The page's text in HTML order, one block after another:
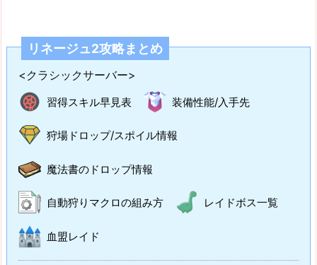
リネージュ2攻略まとめ
<クラシックサーバー>
習得スキル早見表 装備性能/入手先
狩場ドロップ/スポイル情報
魔法書のドロップ情報
自動狩りマクロの組み方 レイドボス一覧
血盟レイド